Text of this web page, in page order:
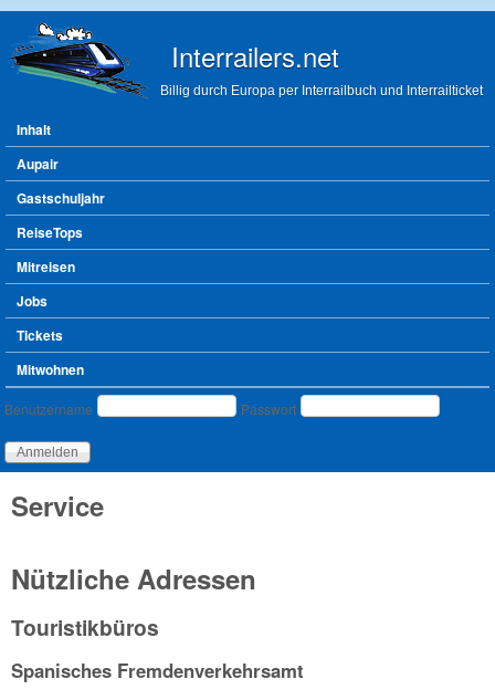
Interrailers.net
Billig durch Europa per Interrailbuch und Interrailticket
Hauptmenü
Inhalt
Aupair
Gastschuljahr
ReiseTops
Mitreisen
Jobs
Tickets
Mitwohnen
Benutzeranmeldung
Benutzername Passwort
Service
Nützliche Adressen
Touristikbüros
Spanisches Fremdenverkehrsamt